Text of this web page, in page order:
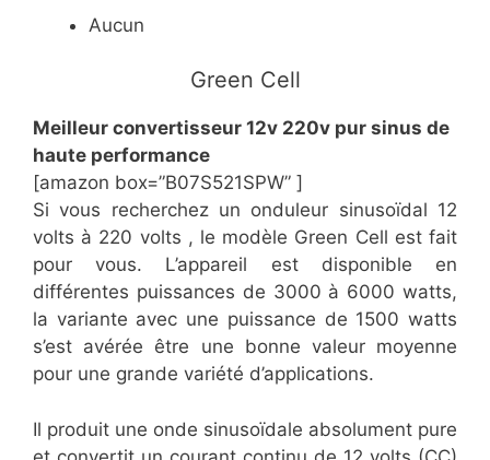
Aucun
Green Cell
Meilleur convertisseur 12v 220v pur sinus de
haute performance
[amazon box=”B07S521SPW” ]
Si vous recherchez un onduleur sinusoïdal 12
volts à 220 volts , le modèle Green Cell est fait
pour vous. L’appareil est disponible en
différentes puissances de 3000 à 6000 watts,
la variante avec une puissance de 1500 watts
s’est avérée être une bonne valeur moyenne
pour une grande variété d’applications.
Il produit une onde sinusoïdale absolument pure